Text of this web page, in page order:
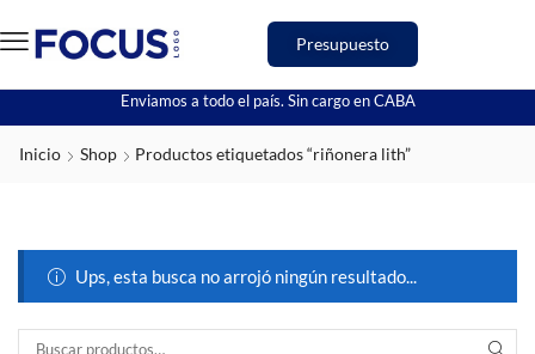
Presupuesto
Enviamos a todo el país. Sin cargo en CABA
Inicio Shop Productos etiquetados “riñonera lith”
Ups, esta busca no arrojó ningún resultado...